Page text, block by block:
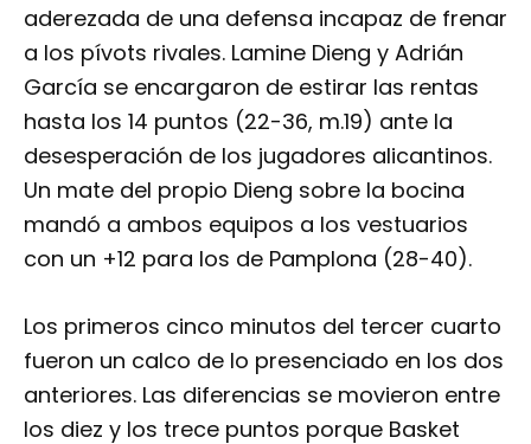
aderezada de una defensa incapaz de frenar
a los pívots rivales. Lamine Dieng y Adrián
García se encargaron de estirar las rentas
hasta los 14 puntos (22-36, m.19) ante la
desesperación de los jugadores alicantinos.
Un mate del propio Dieng sobre la bocina
mandó a ambos equipos a los vestuarios
con un +12 para los de Pamplona (28-40).
Los primeros cinco minutos del tercer cuarto
fueron un calco de lo presenciado en los dos
anteriores. Las diferencias se movieron entre
los diez y los trece puntos porque Basket